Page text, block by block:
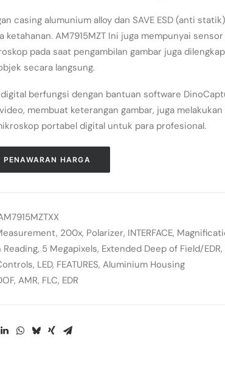
casing alumunium alloy dan SAVE ESD (anti
ketahanan. AM7915MZT Ini juga mempunyai
pada saat pengambilan gambar juga
secara langsung.
berfungsi dengan bantuan software
membuat keterangan gambar, juga
portabel digital untuk para profesional.
HARGA
, 200x, Polarizer, INTERFACE,
, 5 Megapixels, Extended Deep of Field/EDR,
, LED, FEATURES, Aluminium Housing
, AMR, FLC, EDR